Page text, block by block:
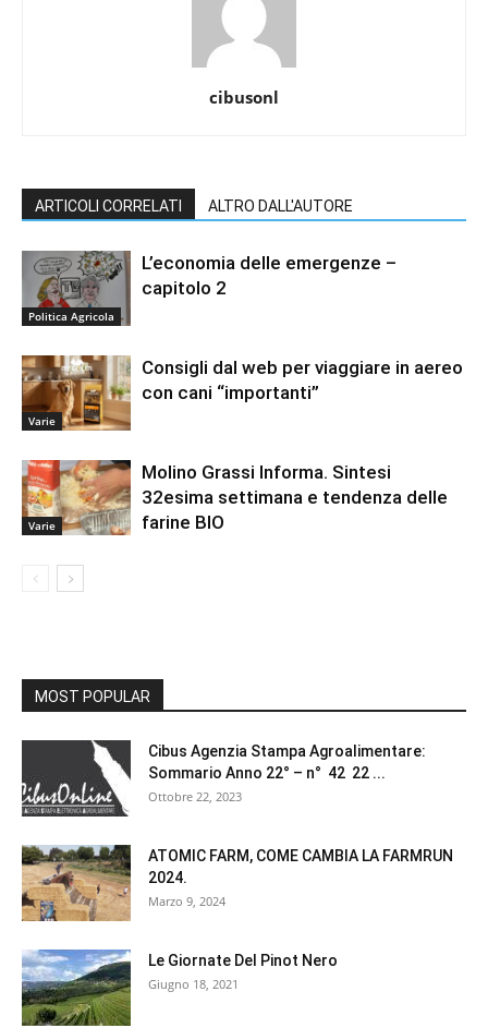
cibusonl
ARTICOLI CORRELATI ALTRO DALL'AUTORE
Politica Agricola
L’economia delle emergenze –
capitolo 2
Varie
Consigli dal web per viaggiare in aereo
con cani “importanti”
Varie
Molino Grassi Informa. Sintesi
32esima settimana e tendenza delle
farine BIO
MOST POPULAR
Cibus Agenzia Stampa Agroalimentare:
Sommario Anno 22° – n° 42 22 ...
Ottobre 22, 2023
ATOMIC FARM, COME CAMBIA LA FARMRUN
2024.
Marzo 9, 2024
Le Giornate Del Pinot Nero
Giugno 18, 2021